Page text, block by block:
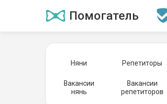
Помогатель
Няни Репетиторы
Вакансии
нянь
Вакансии
репетиторов